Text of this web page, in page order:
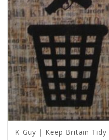
K-Guy | Keep Britain Tidy